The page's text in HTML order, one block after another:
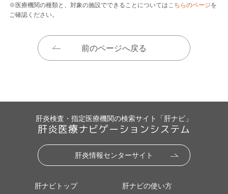
※医療機関の種類と、対象の施設でできることについてはこちらのページを
ご確認ください。
前のページへ戻る
肝炎検査・指定医療機関の検索サイト「肝ナビ」
肝炎医療ナビゲーションシステム
肝炎情報センターサイト
肝ナビトップ 肝ナビの使い方